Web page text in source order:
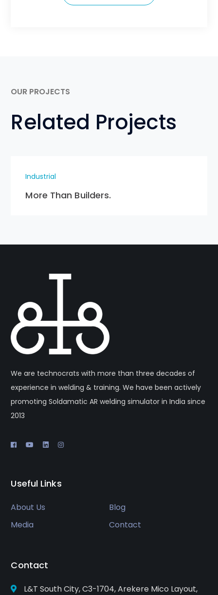
OUR PROJECTS
Related Projects
Industrial
More Than Builders.
We are technocrats with more than three decades of
experience in welding & training. We have been actively
promoting Soldamatic AR welding simulator in India since
2013
Useful Links
About Us
Blog
Media
Contact
Contact
L&T South City, C3-1704, Arekere Mico Layout,